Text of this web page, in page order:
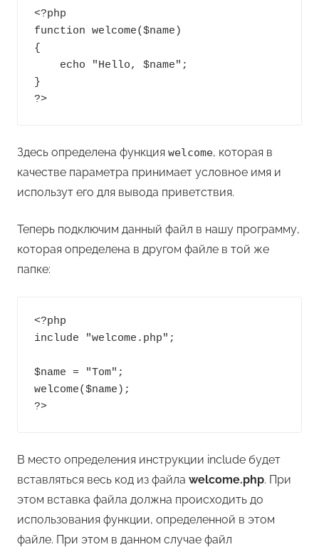
<?php
function welcome($name)
{
}
?>
Здесь определена функция welcome, которая в
качестве параметра принимает условное имя и
использут его для вывода приветствия.
Теперь подключим данный файл в нашу программу,
которая определена в другом файле в той же
папке:
<?php
include "welcome.php";
$name = "Tom";
welcome($name);
?>
В место определения инструкции include будет
вставляться весь код из файла welcome.php. При
этом вставка файла должна происходить до
использования функции, определенной в этом
файле. При этом в данном случае файл